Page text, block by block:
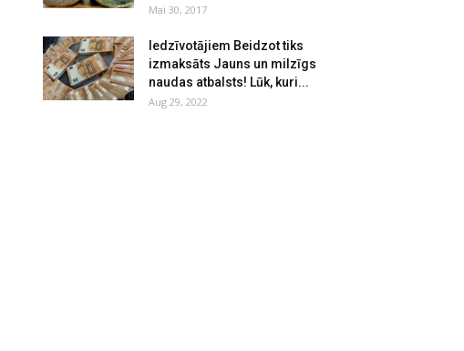
Mai 30, 2017
Iedzīvotājiem Beidzot tiks
izmaksāts Jauns un milzīgs
naudas atbalsts! Lūk, kuri...
Aug 29, 2022